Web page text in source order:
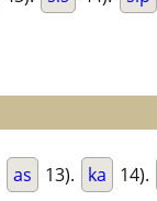
as 13). ka 14).